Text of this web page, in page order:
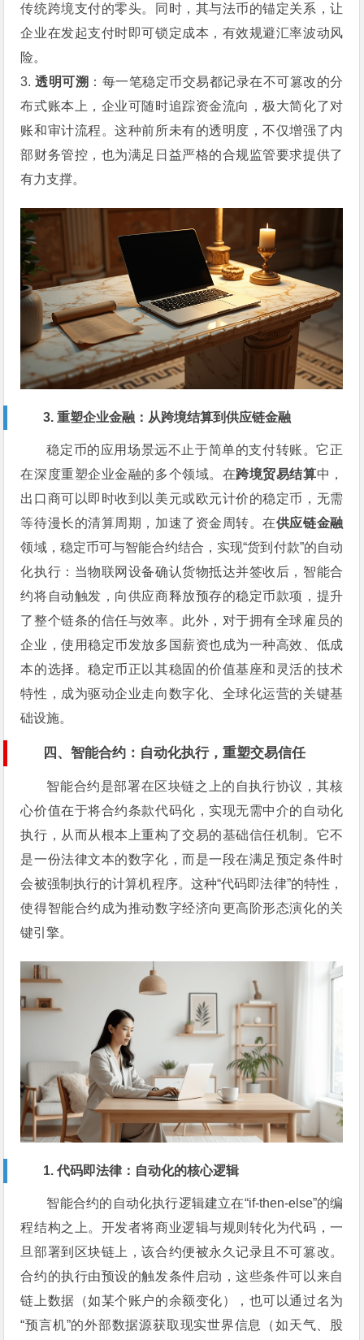
传统跨境支付的零头。同时，其与法币的锚定关系，让
企业在发起支付时即可锁定成本，有效规避汇率波动风
险。
3. 透明可溯 ：每一笔稳定币交易都记录在不可篡改的分
布式账本上，企业可随时追踪资金流向，极大简化了对
账和审计流程。这种前所未有的透明度，不仅增强了内
部财务管控，也为满足日益严格的合规监管要求提供了
有力支撑。
3. 重塑企业金融：从跨境结算到供应链金融
稳定币的应用场景远不止于简单的支付转账。它正
在深度重塑企业金融的多个领域。在跨境贸易结算中，
出口商可以即时收到以美元或欧元计价的稳定币，无需
等待漫长的清算周期，加速了资金周转。在供应链金融
领域，稳定币可与智能合约结合，实现“货到付款”的自动
化执行：当物联网设备确认货物抵达并签收后，智能合
约将自动触发，向供应商释放预存的稳定币款项，提升
了整个链条的信任与效率。此外，对于拥有全球雇员的
企业，使用稳定币发放多国薪资也成为一种高效、低成
本的选择。稳定币正以其稳固的价值基座和灵活的技术
特性，成为驱动企业走向数字化、全球化运营的关键基
础设施。
四、智能合约：自动化执行，重塑交易信任
智能合约是部署在区块链之上的自执行协议，其核
心价值在于将合约条款代码化，实现无需中介的自动化
执行，从而从根本上重构了交易的基础信任机制。它不
是一份法律文本的数字化，而是一段在满足预定条件时
会被强制执行的计算机程序。这种“代码即法律”的特性，
使得智能合约成为推动数字经济向更高阶形态演化的关
键引擎。
1. 代码即法律：自动化的核心逻辑
智能合约的自动化执行逻辑建立在“if-then-else”的编
程结构之上。开发者将商业逻辑与规则转化为代码，一
旦部署到区块链上，该合约便被永久记录且不可篡改。
合约的执行由预设的触发条件启动，这些条件可以来自
链上数据（如某个账户的余额变化），也可以通过名为
“预言机”的外部数据源获取现实世界信息（如天气、股